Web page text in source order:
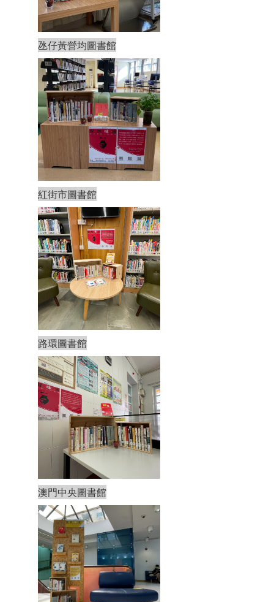
氹仔黃營均圖書館
紅街市圖書館
路環圖書館
澳門中央圖書館